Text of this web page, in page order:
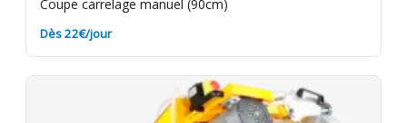
Coupe carrelage manuel (90cm)
Dès 22€/jour